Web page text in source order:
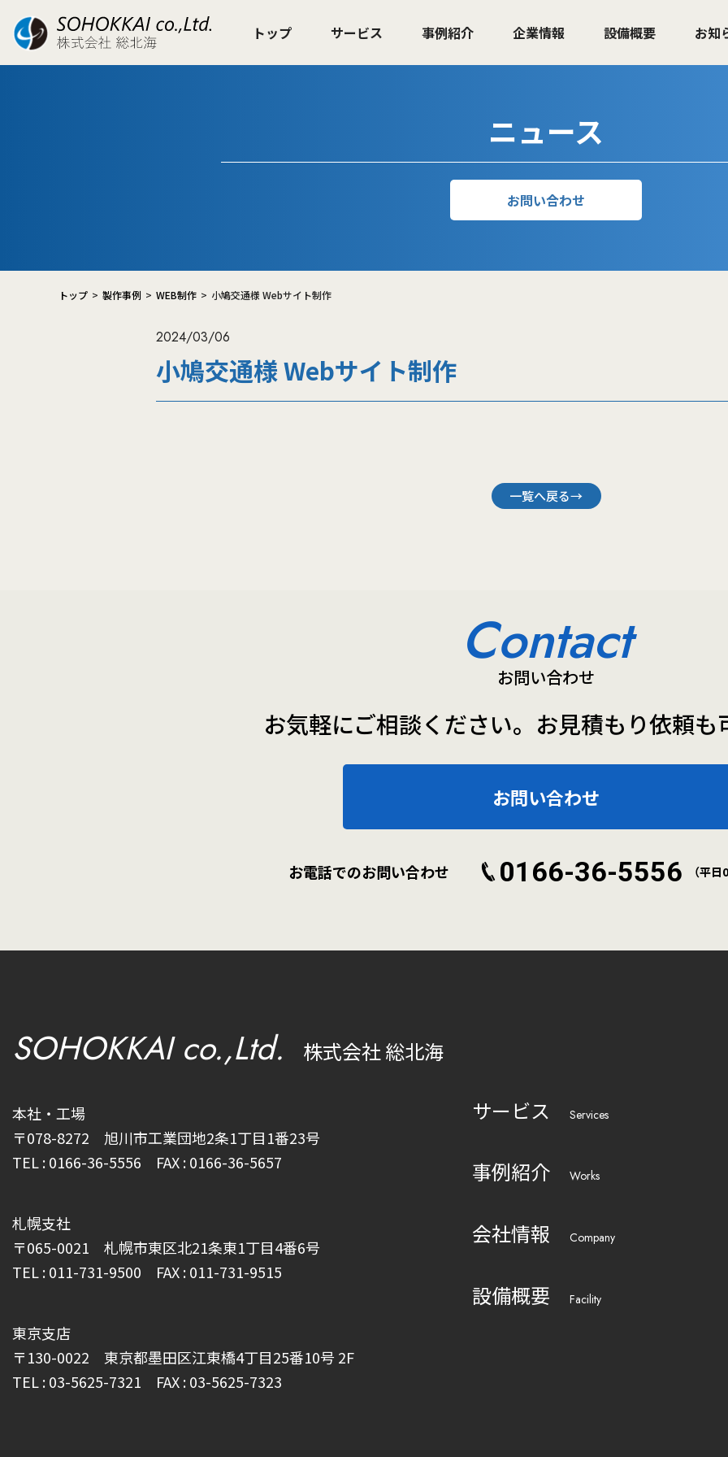
トップ サービス 事例紹介 企業情報 設備概要 お知
ニュース
お問い合わせ
トップ 製作事例 WEB制作 小鳩交通様 Webサイト制作
2024/03/06
小鳩交通様 Webサイト制作
一覧へ戻る→
Contact
お問い合わせ
お気軽にご相談ください。 お見積もり依頼も
お問い合わせ
お電話でのお問い合わせ 0166-36-5556 （平
SOHOKKAI co.,Ltd. 株式会社 総北海
本社・工場
〒078-8272 旭川市工業団地2条1丁目1番23号
TEL : 0166-36-5556 FAX : 0166-36-5657
札幌支社
〒065-0021 札幌市東区北21条東1丁目4番6号
TEL : 011-731-9500 FAX : 011-731-9515
東京支店
〒130-0022 東京都墨田区江東橋4丁目25番10号 2F
TEL : 03-5625-7321 FAX : 03-5625-7323
サービス Services
事例紹介 Works
会社情報 Company
設備概要 Facility